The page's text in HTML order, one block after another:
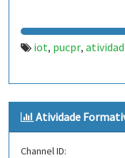
iot, pucpr,
Atividade
Channel ID: